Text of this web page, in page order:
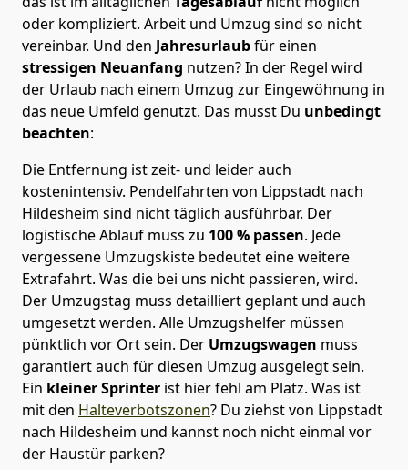
oder kompliziert. Arbeit und Umzug sind so nicht
vereinbar. Und den Jahresurlaubfür einen
stressigen Neuanfang nutzen? In der Regel wird
der Urlaub nach einem Umzug zur Eingewöhnung in
das neue Umfeld genutzt. Das musst Du unbedingt
beachten:
Die Entfernung ist zeit- und leider auch
kostenintensiv. Pendelfahrten von Lippstadt nach
Hildesheim sind nicht täglich ausführbar. Der
logistische Ablauf muss zu 100 % passen. Jede
vergessene Umzugskiste bedeutet eine weitere
Extrafahrt. Was die bei uns nicht passieren, wird.
Der Umzugstag muss detailliert geplant und auch
umgesetzt werden. Alle Umzugshelfer müssen
pünktlich vor Ort sein. Der Umzugswagen muss
garantiert auch für diesen Umzug ausgelegt sein.
Ein kleiner Sprinter ist hier fehl am Platz. Was ist
mit den Halteverbotszonen? Du ziehst von Lippstadt
nach Hildesheim und kannst noch nicht einmal vor
der Haustür parken?